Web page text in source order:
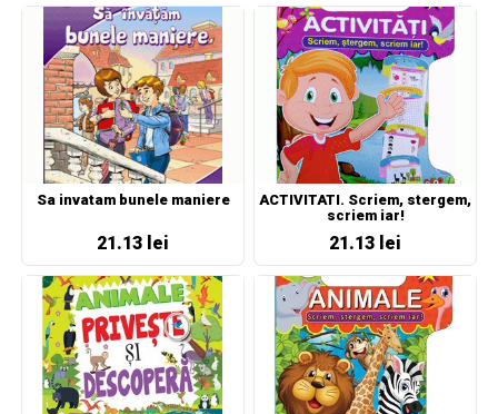
Sa invatam bunele maniere
21.13 lei
ACTIVITATI. Scriem, stergem,
scriem iar!
21.13 lei